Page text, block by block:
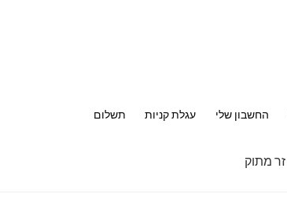
החשבון שלי עגלת קניות תשלום
זר מתוק